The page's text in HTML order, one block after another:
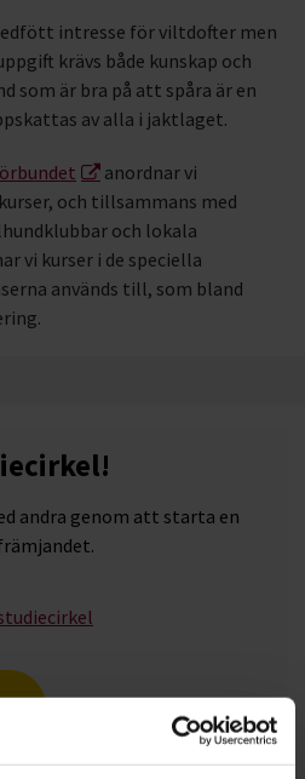
intresse för viltdofter men
krävs både kunskap och
som är bra på att spåra är en
av alla i jaktlaget.
anordnar vi
och tillsammans med
och lokala
vi kurser i de speciella
används till, som bland
andra genom att starta en